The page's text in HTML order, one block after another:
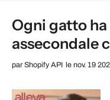
Ogni gatto
assecondale
par Shopify API le nov. 19